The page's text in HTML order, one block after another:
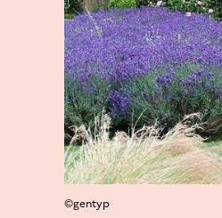
©gentyp